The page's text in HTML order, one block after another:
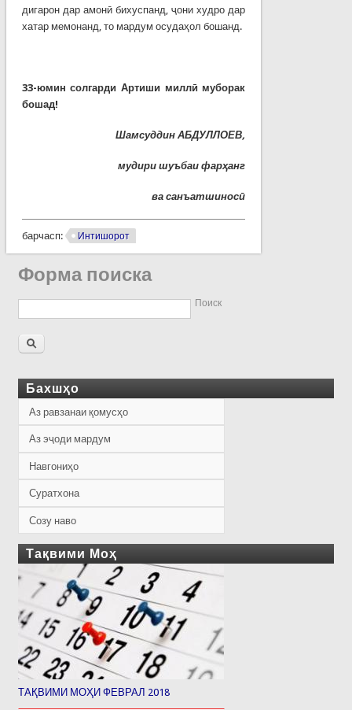
дигарон дар амонӣ бихуспанд, ҷони худро дар
хатар мемонанд, то мардум осудаҳол бошанд.
33-юминсолгарди Артиши миллӣ муборак
бошад!
Шамсуддин АБДУЛЛОЕВ,
мудири шуъбаи фарҳанг
ва санъатшиносӣ
барчасп: Интишорот
Форма поиска
Поиск
Бахшҳо
Аз равзанаи қомусҳо
Аз эҷоди мардум
Навгониҳо
Суратхона
Созу наво
Тақвими Моҳ
ТАҚВИМИ МОҲИ ФЕВРАЛ 2018